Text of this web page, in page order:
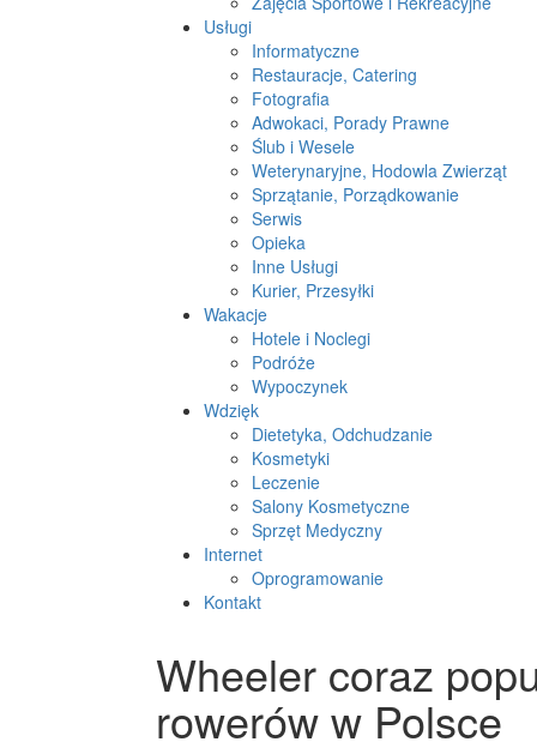
Usługi
Informatyczne
Restauracje, Catering
Fotografia
Adwokaci, Porady Prawne
Ślub i Wesele
Weterynaryjne, Hodowla Zwierząt
Sprzątanie, Porządkowanie
Serwis
Opieka
Inne Usługi
Kurier, Przesyłki
Wakacje
Hotele i Noclegi
Podróże
Wypoczynek
Wdzięk
Dietetyka, Odchudzanie
Kosmetyki
Leczenie
Salony Kosmetyczne
Sprzęt Medyczny
Internet
Oprogramowanie
Kontakt
Wheeler coraz
rowerów w Polsce